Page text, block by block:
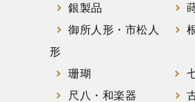
銀製品
御所人形・市松人
形
珊瑚
尺八・和楽器